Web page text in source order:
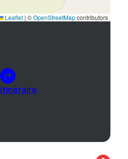
Leaflet | ©OpenStreetMapcontributors
itinéraire